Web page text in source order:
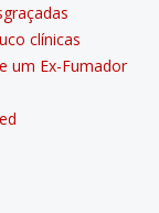
clí­nicas
um Ex-Fumador